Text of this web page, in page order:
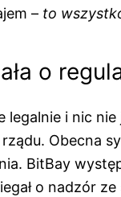
– to
o
legalnie i nic
Obecna
BitBay
o nadzór